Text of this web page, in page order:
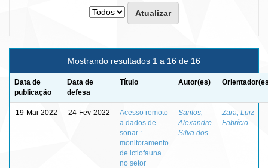
Mostrando resultados 1 a 16 de 16
Data de
publicação
Data de
defesa
Título Autor(es)
19-Mai-2022 24-Fev-2022
Acesso remoto
a dados de
sonar :
monitoramento
de ictiofauna
no setor
Santos,
Alexandre
Silva dos
Zara, Luiz
Fabrício